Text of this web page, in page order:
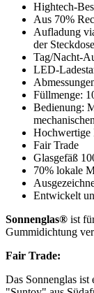
Hightech-
Aus 70%
Aufladung
der
Tag/Nacht-
LED-
Füllmenge:
Bedienung:
Hochwertige
Fair Trade
Glasgefäß
70% lokale
Entwickelt
Sonnenglas® ist
Gummidichtung
Fair Trade:
Das Sonnenglas ist